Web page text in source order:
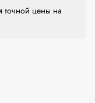
точной цены на